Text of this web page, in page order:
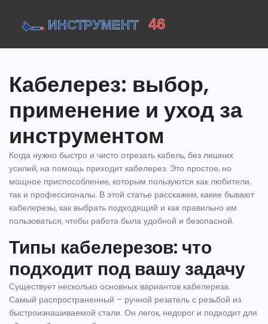
Кабелерез: выбор,
применение и уход за
инструментом
Когда нужно быстро и чисто отрезать кабель, без лишних
усилий, на помощь приходит кабелерез. Это простое, но
мощное приспособление, которым пользуются как любители,
так и профессионалы. В этой статье расскажем, какие бывают
кабелерезы, как выбрать подходящий и как правильно им
пользоваться, чтобы работа была удобной и безопасной.
Типы кабелерезов: что
подходит под вашу задачу
Существует несколько основных вариантов кабелереза.
Самый распространенный – ручной резатель с резьбой из
быстроизнашиваемой стали. Он легок, недорог и подходит для